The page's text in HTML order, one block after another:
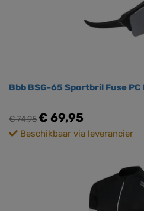
Bbb BSG-65 Sportbril Fuse
€ 74,95€ 69,95
Beschikbaar via leverancier